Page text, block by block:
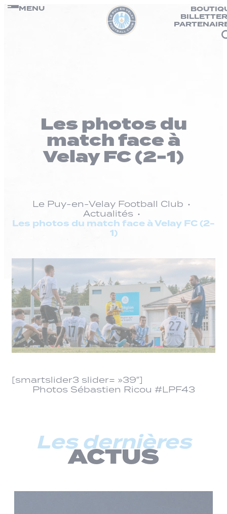
Passer
MENU
Les photos du
match face à
Velay FC (2-1)
Le Puy-en-Velay Football Club
Actualités
Les photos du match face à Velay FC (2-
1)
[smartslider3 slider= »39″]
Photos Sébastien Ricou #LPF43
Les dernières
ACTUS
Panneau de gestion des cookies